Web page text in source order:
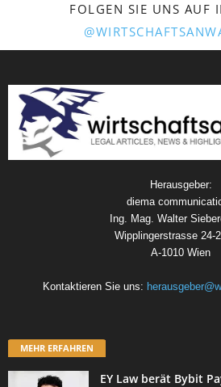
FOLGEN SIE UNS AUF
Herausgeber:
diema
Ing. Mag. Walter
Wipplingerstrasse 24-
A-1010 Wien
Kontaktieren Sie uns:
MEHR ERFAHREN
EY Law berät Bybit